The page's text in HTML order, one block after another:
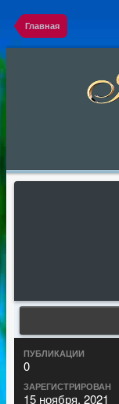
Главная
ПУБЛИКАЦИИ
0
ЗАРЕГИСТРИРОВАН
15 ноября, 2021